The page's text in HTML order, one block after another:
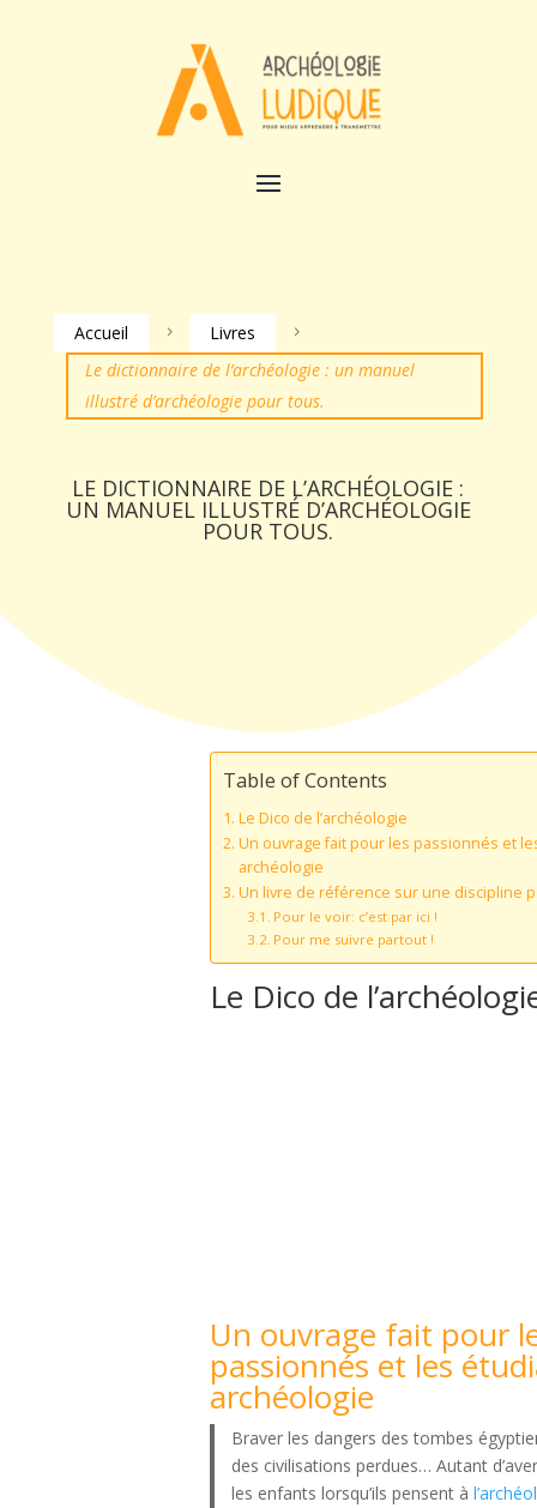
Accueil 5 Livres 5
Le dictionnaire de l’archéologie : un manuel
illustré d’archéologie pour tous.
LE DICTIONNAIRE DE L’ARCHÉOLOGIE :
UN MANUEL ILLUSTRÉ D’ARCHÉOLOGIE
POUR TOUS.
Table of Contents
Le Dico de l’archéologie
Un ouvrage fait pour les passionnés et
archéologie
Un livre de référence sur une discipline
Pour le voir: c’est par ici !
Pour me suivre partout !
Le Dico de
Un ouvrage fait pour
passionnés et les
archéologie
Braver les dangers des tombes
des civilisations perdues… Autant
les enfants lorsqu’ils pensent à